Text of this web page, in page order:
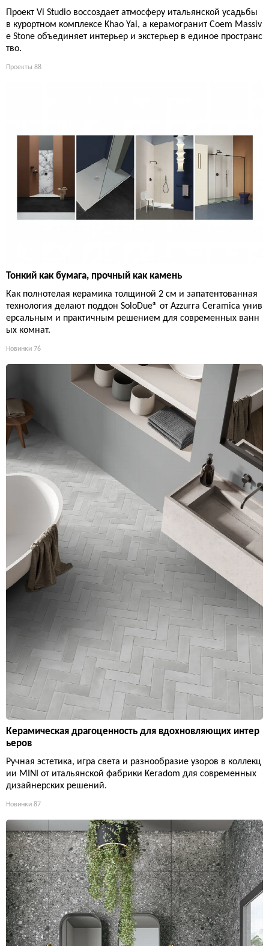
Проект Vi Studio воссоздает атмосферу итальянской усадьбы
в курортном комплексе Khao Yai, а керамогранит Coem Massiv
e Stone объединяет интерьер и экстерьер в единое пространс
тво.
Проекты 88
Тонкий как бумага, прочный как камень
Как полнотелая керамика толщиной 2 см и запатентованная
технология делают поддон SoloDue® от Azzurra Ceramica унив
ерсальным и практичным решением для современных ванн
ых комнат.
Новинки 76
Керамическая драгоценность для вдохновляющих интер
ьеров
Ручная эстетика, игра света и разнообразие узоров в коллекц
ии MINI от итальянской фабрики Keradom для современных
дизайнерских решений.
Новинки 87